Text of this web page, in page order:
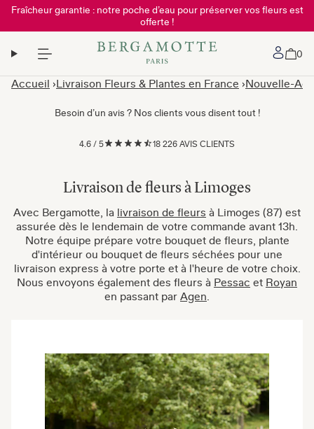
Fraîcheur garantie : notre poche d’eau pour préserver vos fleurs est
offerte !
Mon
0
Accueil Livraison Fleurs & Plantes en France Nouvelle-
Besoin d’un avis ? Nos clients vous disent tout !
4.6 / 5 18 226 AVIS CLIENTS
Livraison de fleurs à Limoges
Avec Bergamotte, la livraison de fleurs à Limoges (87) est
assurée dès le lendemain de votre commande avant 13h.
Notre équipe prépare votre bouquet de fleurs, plante
d'intérieur ou bouquet de fleurs séchées pour une
livraison express à votre porte et à l'heure de votre choix.
Nous envoyons également des fleurs à Pessac et Royan
en passant par Agen